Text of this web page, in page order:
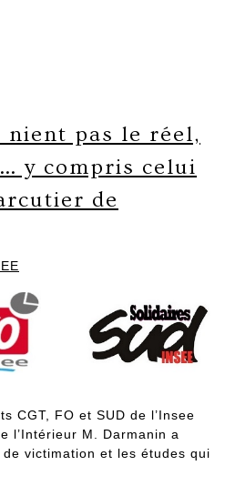
nient pas le réel,
y compris celui
de
CGT, FO et SUD de l’Insee
l’Intérieur M. Darmanin a
victimation et les études qui